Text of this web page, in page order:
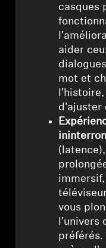
casques
aider
mot et
l'histoire,
d'ajuster
vous
l'univers
préférés.